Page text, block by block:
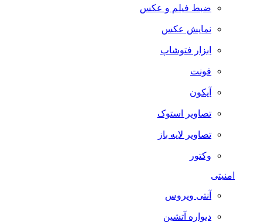
ضبط فيلم و عكس
نمایش عکس
ابزار فتوشاپ
فونت
آیکون
تصاویر استوک
تصاویر لایه باز
وکتور
امنیتی
آنتی ویروس
دیواره آتشین